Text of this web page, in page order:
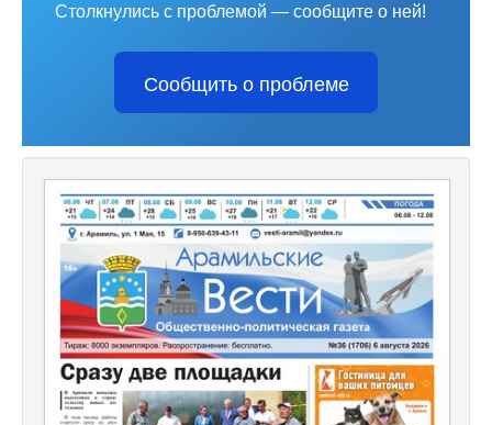
Столкнулись с проблемой — сообщите о ней!
Сообщить о проблеме